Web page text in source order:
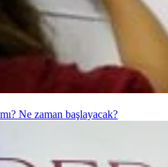
Ne zaman başlayacak?